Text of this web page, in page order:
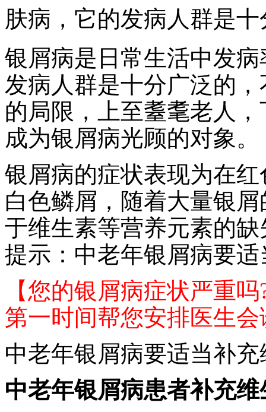
肤病，它的发病人群是
银屑病是日常生活中发
发病人群是十分广泛的
的局限，上至耋耄老人
成为银屑病光顾的对象。
银屑病的症状表现为在
白色鳞屑，随着大量银
于维生素等营养元素的
提示：中老年银屑病要
【您的银屑病症状严重
第一时间帮您安排医生会
中老年银屑病要适当补
中老年银屑病患者补充